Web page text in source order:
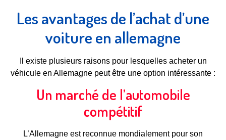
Les avantages de l’achat d’une
voiture en allemagne
Il existe plusieurs raisons pour lesquelles acheter un
véhicule en Allemagne peut être une option intéressante :
Un marché de l’automobile
compétitif
L’Allemagne est reconnue mondialement pour son